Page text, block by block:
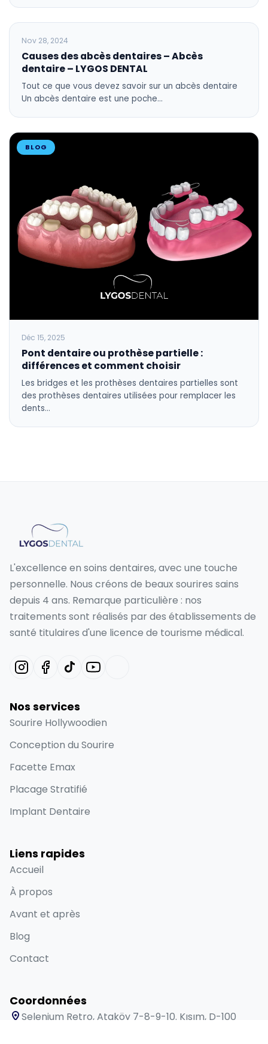
BLOG
Nov 28, 2024
Causes des abcès dentaires – Abcès
dentaire – LYGOS DENTAL
Tout ce que vous devez savoir sur un abcès dentaire
Un abcès dentaire est une poche…
BLOG
Déc 15, 2025
Pont dentaire ou prothèse partielle :
différences et comment choisir
Les bridges et les prothèses dentaires partielles sont
des prothèses dentaires utilisées pour remplacer les
dents…
L'excellence en soins dentaires, avec une touche
personnelle. Nous créons de beaux sourires sains
depuis 4 ans. Remarque particulière : nos
traitements sont réalisés par des établissements de
santé titulaires d'une licence de tourisme médical.
Nos services
Sourire Hollywoodien
Conception du Sourire
Facette Emax
Placage Stratifié
Implant Dentaire
Liens rapides
Accueil
À propos
Avant et après
Blog
Contact
Coordonnées
Selenium Retro, Ataköy 7-8-9-10. Kısım, D-100